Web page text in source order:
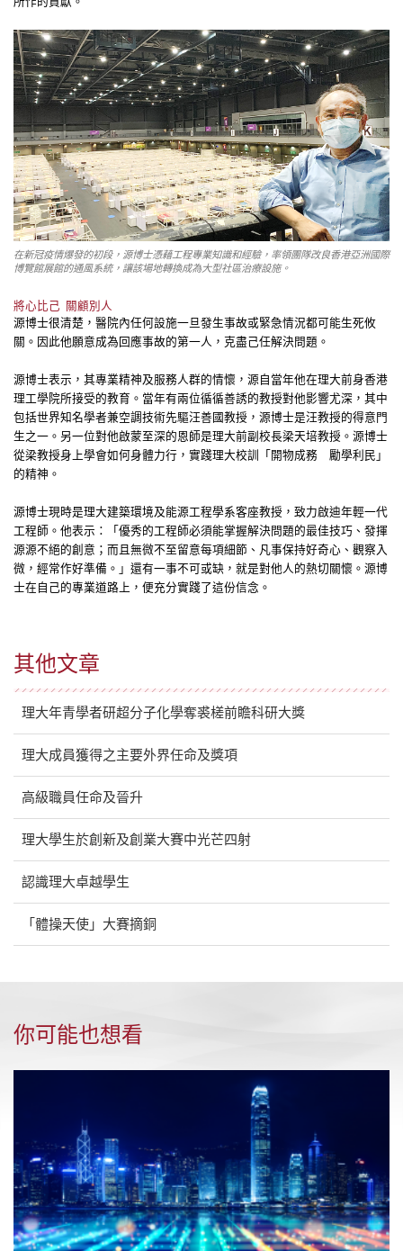
其他文章
理大年青學者研超分子化學奪裘槎前瞻科研大獎
理大成員獲得之主要外界任命及獎項
高級職員任命及晉升
理大學生於創新及創業大賽中光芒四射
認識理大卓越學生
「體操天使」大賽摘銅
在新冠疫情爆發的初段，源博士憑藉工程專業知識和經驗，率領團隊改良香港亞洲國際
博覽館展館的通風系統，讓該場地轉換成為大型社區治療設施。
將心比己 關顧別人
源博士很清楚，醫院內任何設施一旦發生事故或緊急情況都可能生死攸
關。因此他願意成為回應事故的第一人，克盡己任解決問題。
源博士表示，其專業精神及服務人群的情懷，源自當年他在理大前身香港
理工學院所接受的教育。當年有兩位循循善誘的教授對他影響尤深，其中
包括世界知名學者兼空調技術先驅汪善國教授，源博士是汪教授的得意門
生之一。另一位對他啟蒙至深的恩師是理大前副校長梁天培教授。源博士
從梁教授身上學會如何身體力行，實踐理大校訓「開物成務 勵學利民」
的精神。
源博士現時是理大建築環境及能源工程學系客座教授，致力啟迪年輕一代
工程師。他表示：「優秀的工程師必須能掌握解決問題的最佳技巧、發揮
源源不絕的創意；而且無微不至留意每項細節、凡事保持好奇心、觀察入
微，經常作好準備。」還有一事不可或缺，就是對他人的熱切關懷。源博
士在自己的專業道路上，便充分實踐了這份信念。
你可能也想看